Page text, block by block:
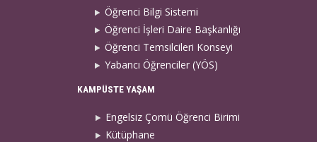
Öğrenci Bilgi Sistemi
Öğrenci İşleri Daire Başkanlığı
Öğrenci Temsilcileri Konseyi
Yabancı Öğrenciler (YÖS)
KAMPÜSTE YAŞAM
Engelsiz Çomü Öğrenci Birimi
Kütüphane